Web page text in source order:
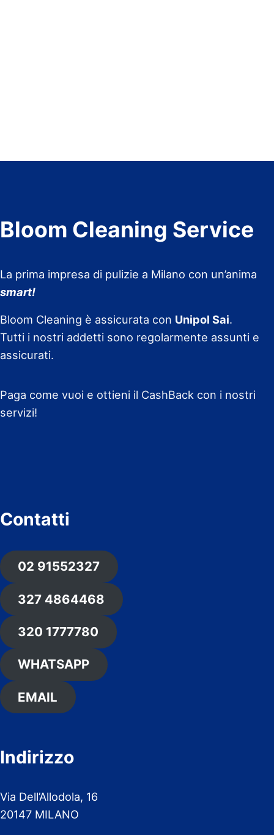
Bloom Cleaning Service
La prima impresa di pulizie a Milano con un’anima
smart!
Bloom Cleaning è assicurata con Unipol Sai.
Tutti i nostri addetti sono regolarmente assunti e
assicurati.
Paga come vuoi e ottieni il CashBack con i nostri
servizi!
Contatti
02 91552327
327 4864468
320 1777780
WHATSAPP
EMAIL
Indirizzo
Via Dell’Allodola, 16
20147 MILANO